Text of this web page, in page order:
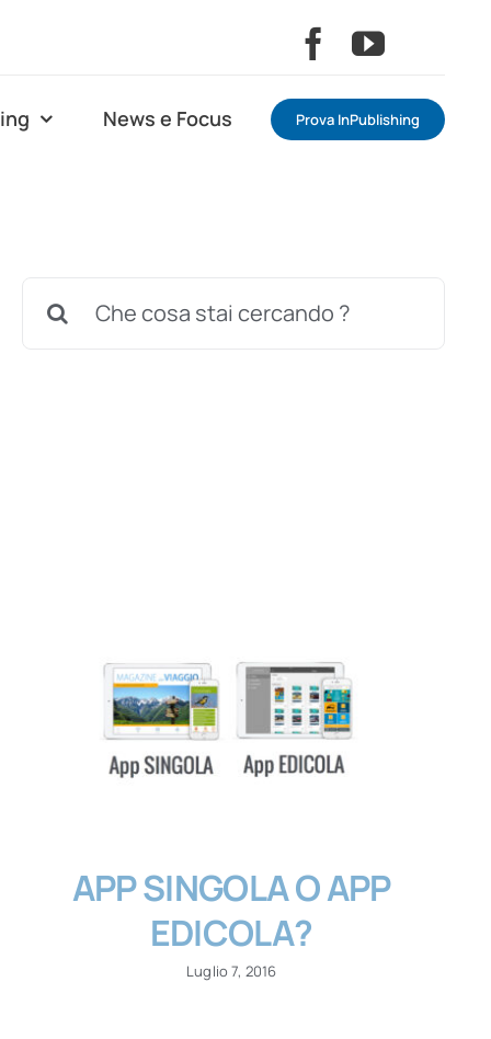
News e Focus Prova InPublishing
per:
APP SINGOLA O APP
EDICOLA?
Luglio 7, 2016